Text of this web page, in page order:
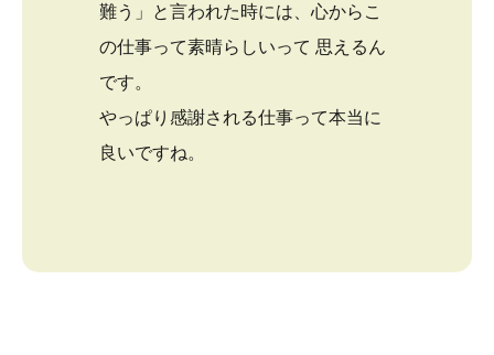
難う」と言われた時には、心からこ
の仕事って素晴らしいって 思えるん
です。
やっぱり感謝される仕事って本当に
良いですね。